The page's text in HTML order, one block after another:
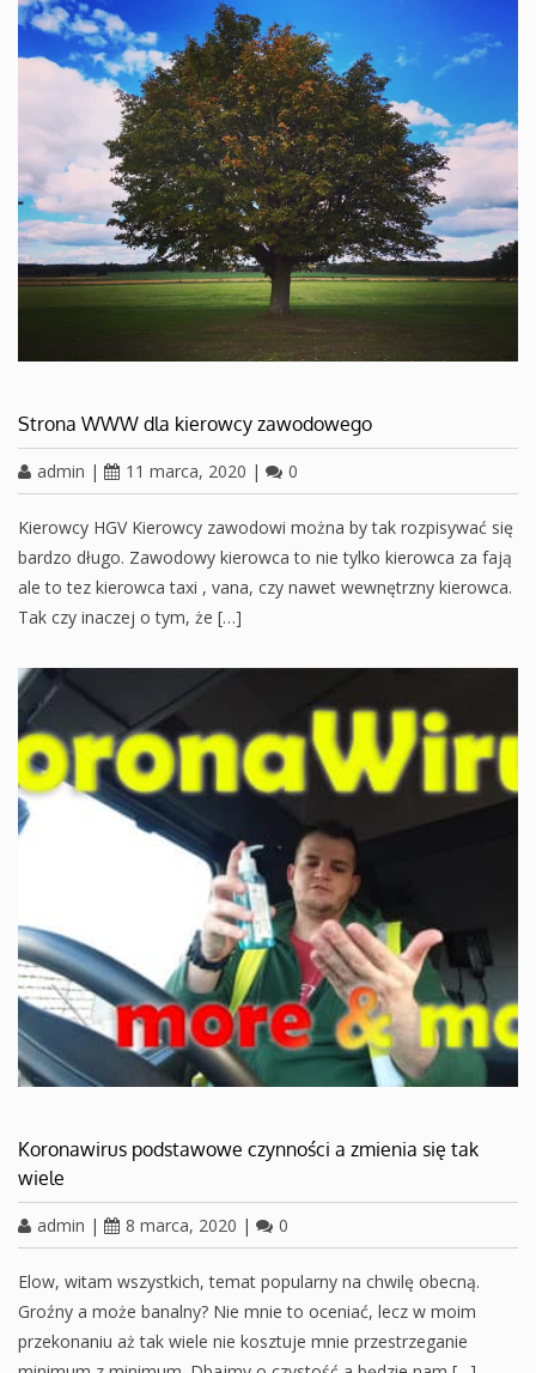
Strona WWW dla kierowcy zawodowego
admin | 11 marca, 2020 | 0
Kierowcy HGV Kierowcy zawodowi można by tak rozpisywać się
bardzo długo. Zawodowy kierowca to nie tylko kierowca za fają
ale to tez kierowca taxi , vana, czy nawet wewnętrzny kierowca.
Tak czy inaczej o tym, że […]
Koronawirus podstawowe czynności a zmienia się tak
wiele
admin | 8 marca, 2020 | 0
Elow, witam wszystkich, temat popularny na chwilę obecną.
Groźny a może banalny? Nie mnie to oceniać, lecz w moim
przekonaniu aż tak wiele nie kosztuje mnie przestrzeganie